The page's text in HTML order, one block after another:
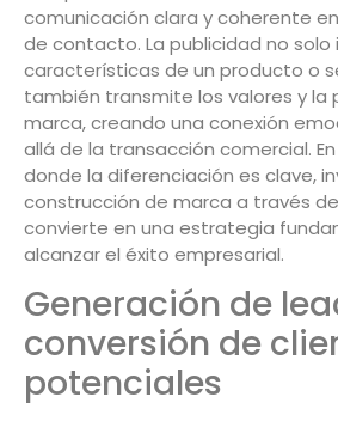
comunicación clara y coherente
de contacto. La publicidad no solo
características de un producto o
también transmite los valores y la
marca, creando una conexión
allá de la transacción comercial.
donde la diferenciación es clave,
construcción de marca a través
convierte en una estrategia
alcanzar el éxito empresarial.
Generación de
conversión de
potenciales